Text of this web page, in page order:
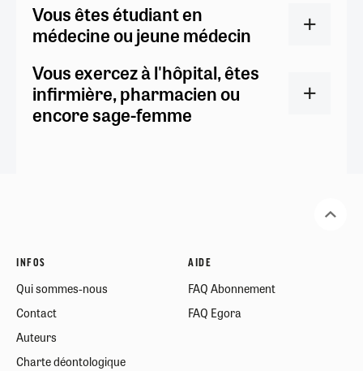
Vous êtes étudiant en
médecine ou jeune médecin
Vous exercez à l'hôpital, êtes
infirmière, pharmacien ou
encore sage-femme
INFOS
Qui sommes-nous
Contact
Auteurs
Charte déontologique
AIDE
FAQ Abonnement
FAQ Egora